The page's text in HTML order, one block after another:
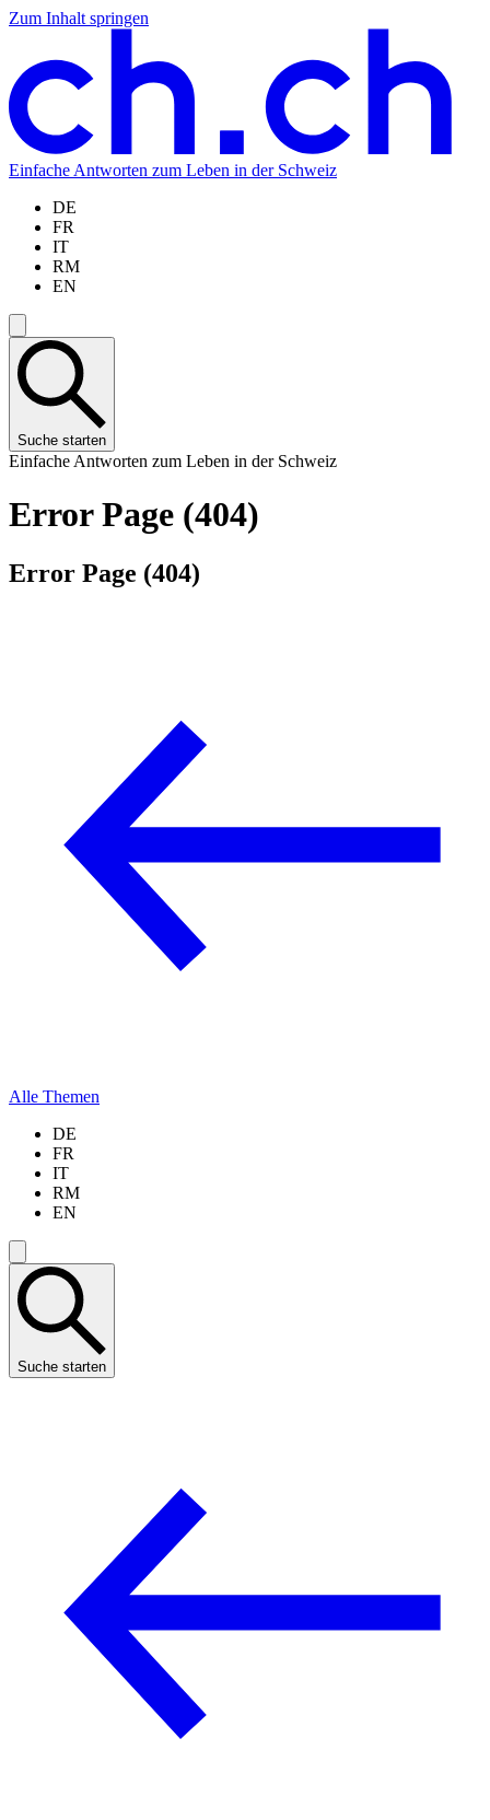
Zum Inhalt springen
Zum
springen
Zur
springen
Zur
springen
Zur
springen
Einfache Antworten zum Leben in der Schweiz
DE
FR
IT
RM
EN
Suche starten
Einfache Antworten zum Leben in der Schweiz
Error Page (404)
Error Page (404)
Alle Themen
DE
FR
IT
RM
EN
Suche starten